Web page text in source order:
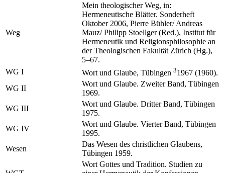
Weg
Mein theologischer Weg, in:
Hermeneutische Blätter. Sonderheft
Oktober 2006, Pierre Bühler/ Andreas
Mauz/ Philipp Stoellger (Red.), Institut für
Hermeneutik und Religionsphilosophie an
der Theologischen Fakultät Zürich (Hg.),
5–67.
WG I
Wort und Glaube, Tübingen 31967 (1960).
WG II
Wort und Glaube. Zweiter Band, Tübingen
1969.
WG III
Wort und Glaube. Dritter Band, Tübingen
1975.
WG IV
Wort und Glaube. Vierter Band, Tübingen
1995.
Wesen
Das Wesen des christlichen Glaubens,
Tübingen 1959.
Wort Gottes und Tradition. Studien zu